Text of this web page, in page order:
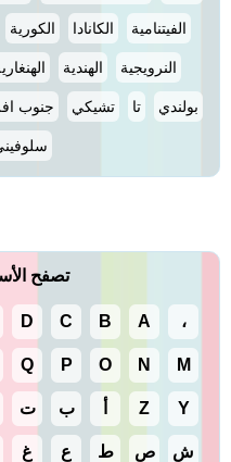
الفيتنامية الكانادا الكورية
النرويجية الهندية
بولندي تا تشيكي جنوب
تصفح
، A
B
C
D
M
N
O
P
Q
Y
Z ب ت
ش ص ط ع غ